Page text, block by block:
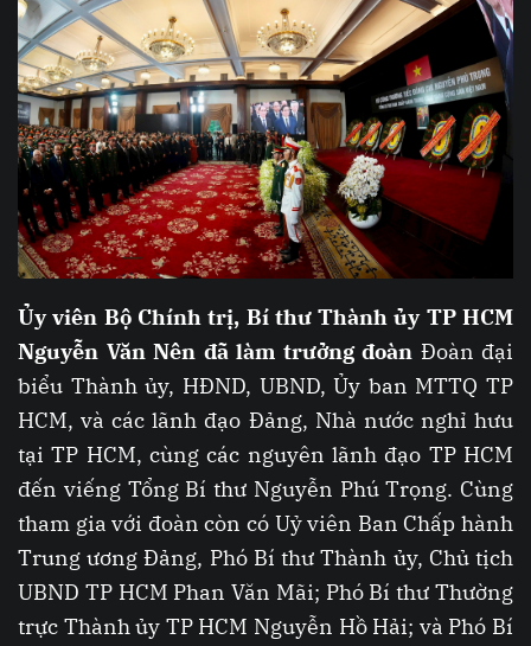
Ủy viên Bộ Chính trị, Bí thư Thành ủy TP HCM
Nguyễn Văn Nên đã làm trưởng đoàn Đoàn đại
biểu Thành ủy, HĐND, UBND, Ủy ban MTTQ TP
HCM, và các lãnh đạo Đảng, Nhà nước nghỉ hưu
tại TP HCM, cùng các nguyên lãnh đạo TP HCM
đến viếng Tổng Bí thư Nguyễn Phú Trọng. Cùng
tham gia với đoàn còn có Uỷ viên Ban Chấp hành
Trung ương Đảng, Phó Bí thư Thành ủy, Chủ tịch
UBND TP HCM Phan Văn Mãi; Phó Bí thư Thường
trực Thành ủy TP HCM Nguyễn Hồ Hải; và Phó Bí